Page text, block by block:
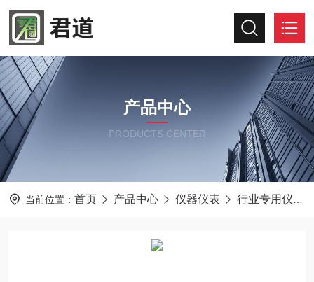
产品中心
PRODUCTS CENTER
当前位置： 首页 产品中心 仪器仪表 行业专用仪器仪表